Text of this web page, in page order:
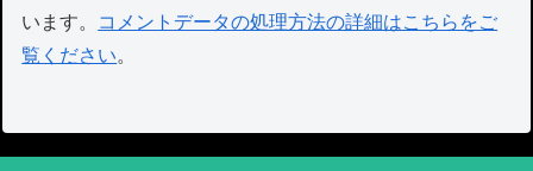
います。
コメントデータの処理方法の詳細はこちらをご
覧ください。